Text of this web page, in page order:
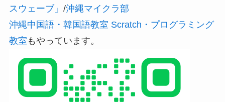
スウェーブ」 /沖縄マイクラ部
沖縄中国語・韓国語教室 Scratch・プログラミング
教室 もやっています。